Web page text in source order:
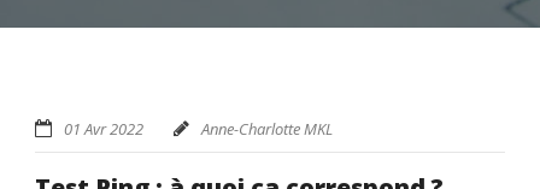
01 Avr 2022 Anne-Charlotte MKL